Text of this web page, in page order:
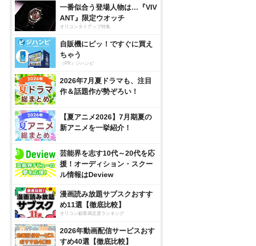
一番似合う登場人物は…『VIV
ANT』限定ウオッチ
オリコンタイアップ特集
自販機にピッ！ですぐに買え
ちゃう
（PR）ジハンピ
2026年7月夏ドラマも、注目
作＆話題作が勢ぞろい！
【夏アニメ2026】7月期夏の
新アニメを一挙紹介！
芸能界を志す10代～20代を応
援！オーディション・スクー
ル情報はDeview
漫画読み放題サブスクおすす
め11選【徹底比較】
オリコン顧客満足度ランキング
2026年動画配信サービスおす
すめ40選【徹底比較】